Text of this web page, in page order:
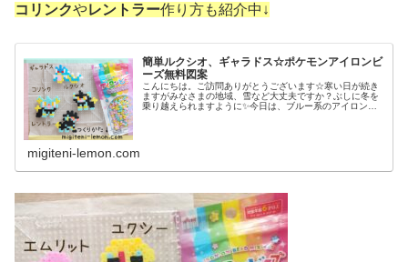
コリンクやレントラー作り方も紹介中↓
簡単ルクシオ、ギャラドス☆ポケモンアイロンビ
ーズ無料図案
こんにちは。ご訪問ありがとうございます☆寒い日が続き
ますがみなさまの地域、雪など大丈夫ですか？ぶしに冬を
乗り越えられますように✨今日は、ブルー系のアイロンビ
migiteni-lemon.com